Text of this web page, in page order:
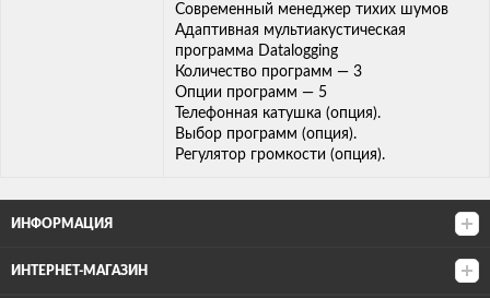
Современный менеджер тихих шумов
Адаптивная мультиакустическая
программа Datalogging
Количество программ — 3
Опции программ — 5
Телефонная катушка (опция).
Выбор программ (опция).
Регулятор громкости (опция).
ИНФОРМАЦИЯ
ИНТЕРНЕТ-МАГАЗИН